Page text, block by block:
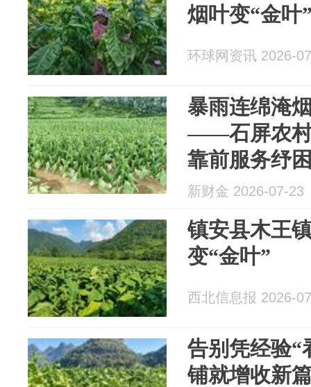
烟叶变“金叶
环球网资讯 2026-
暴雨连绵淹
——石屏农村
靠前服务纾
新财金 2026-07-23
镇安县木王
变“金叶”
西北信息报 2026-
告别凭经验“
铺就增收新